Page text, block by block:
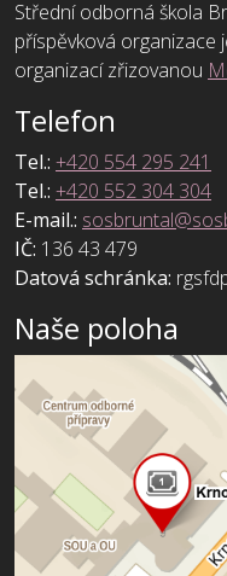
Střední odborná škola
příspěvková organizace
organizací zřizovanou
Telefon
Tel.: +420 554 295 241
Tel.: +420 552 304 304
E-mail.:
IČ: 136 43 479
Datová schránka:
Naše poloha